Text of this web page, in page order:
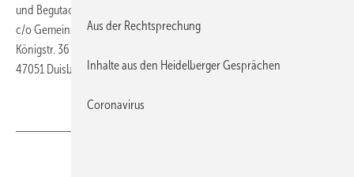
und Begutachtung
c/o Gemeinschaftspraxis Telia & Mahle
Königstr. 36
47051 Duisburg
Aus der Rechtsprechung
Inhalte aus den Heidelberger Gesprächen
Coronavirus